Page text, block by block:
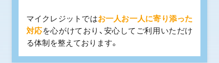
マイクレジットではお一人お一人に寄り添った
対応を心がけており、安心してご利用いただけ
る体制を整えております。